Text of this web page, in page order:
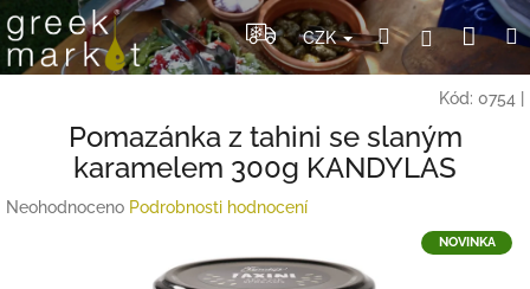
na
obsah
CZK HledatPřihlášení
Kód: 0754
Pomazánka z tahini se slaným
karamelem 300g KANDYLAS
Průměrné
Neohodnoceno Podrobnosti hodnocení
NOVINKA